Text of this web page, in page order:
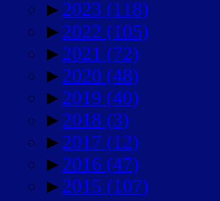
► 2023 (118)
► 2022 (105)
► 2021 (72)
► 2020 (48)
► 2019 (40)
► 2018 (3)
► 2017 (12)
► 2016 (47)
► 2015 (107)